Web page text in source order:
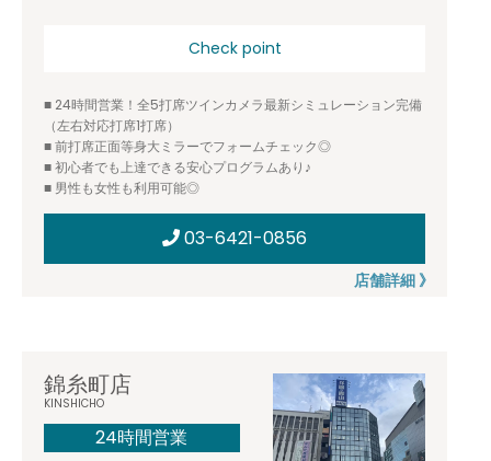
Check point
■ 24時間営業！全5打席ツインカメラ最新シミュレーション完備
（左右対応打席1打席）
■ 前打席正面等身大ミラーでフォームチェック◎
■ 初心者でも上達できる安心プログラムあり♪
■ 男性も女性も利用可能◎
03-6421-0856
店舗詳細 》
錦糸町店
KINSHICHO
24時間営業